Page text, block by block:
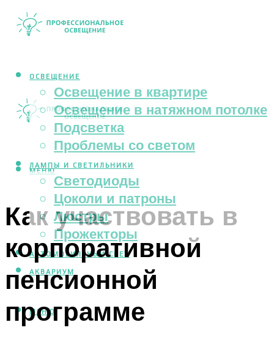
ОСВЕЩЕНИЕ
Освещение в квартире
Освещение в натяжном потолке
Подсветка
Проблемы со светом
ЛАМПЫ И СВЕТИЛЬНИКИ
Светодиоды
Цоколи и патроны
Люстры
Прожекторы
АВТОМОБИЛЬНЫЙ СВЕТ
АКВАРИУМ
МЕНЮ
МЕНЮ
Как участвовать в
корпоративной
пенсионной
программе